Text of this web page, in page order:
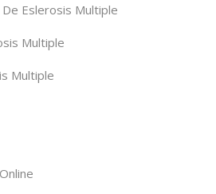
Eslerosis Multiple
Multiple
Multiple